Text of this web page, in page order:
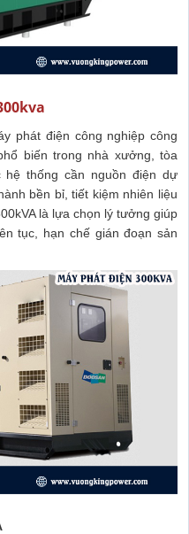
phát điện công nghiệp công
biến trong nhà xưởng, tòa
thống cần nguồn điện dự
bền bỉ, tiết kiệm nhiên liệu
là lựa chọn lý tưởng giúp
tục, hạn chế gián đoạn sản